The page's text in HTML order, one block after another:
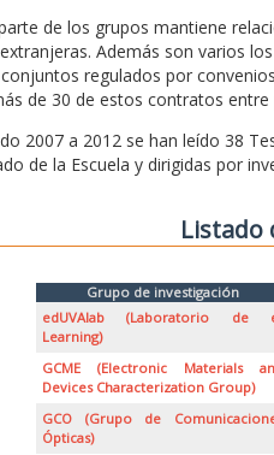
de los grupos mantiene
Además son varios
regulados por
de 30 de estos contratos
2007 a 2012 se han leído 38
de la Escuela y dirigidas por
Listado
Grupo de investigación
edUVAlab (Laboratorio de
Learning)
GCME (Electronic Materials
Devices Characterization Group)
GCO (Grupo de
Ópticas)